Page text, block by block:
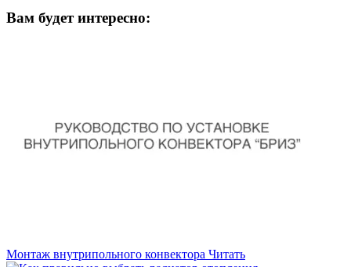
Вам будет интересно:
Монтаж внутрипольного конвектора Читать